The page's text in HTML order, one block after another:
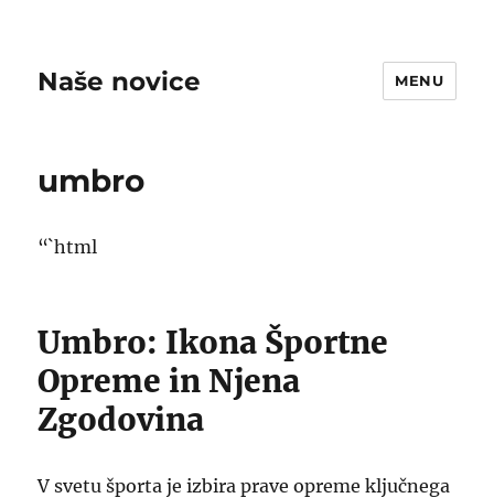
Naše novice MENU
umbro
“`html
Umbro: Ikona Športne
Opreme in Njena
Zgodovina
V svetu športa je izbira prave opreme ključnega